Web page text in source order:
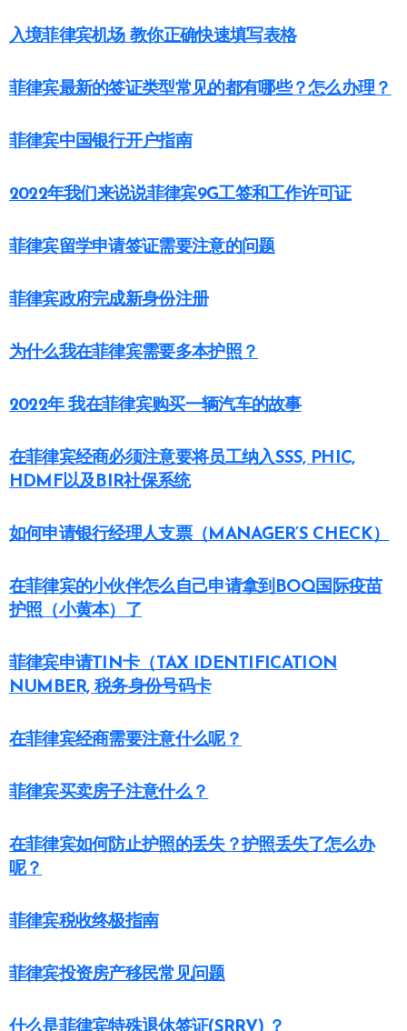
入境菲律宾机场 教你正确快速填写表格
菲律宾最新的签证类型常见的都有哪些？怎么办理？
菲律宾中国银行开户指南
2022年我们来说说菲律宾9G工签和工作许可证
菲律宾留学申请签证需要注意的问题
菲律宾政府完成新身份注册
为什么我在菲律宾需要多本护照？
2022年 我在菲律宾购买一辆汽车的故事
在菲律宾经商必须注意要将员工纳入SSS, PHIC,
HDMF以及BIR社保系统
如何申请银行经理人支票（MANAGER’S CHECK）
在菲律宾的小伙伴怎么自己申请拿到BOQ国际疫苗
护照（小黄本）了
菲律宾申请TIN卡（TAX IDENTIFICATION
NUMBER, 税务身份号码卡
在菲律宾经商需要注意什么呢？
菲律宾买卖房子注意什么？
在菲律宾如何防止护照的丢失？护照丢失了怎么办
呢？
菲律宾税收终极指南
菲律宾投资房产移民常见问题